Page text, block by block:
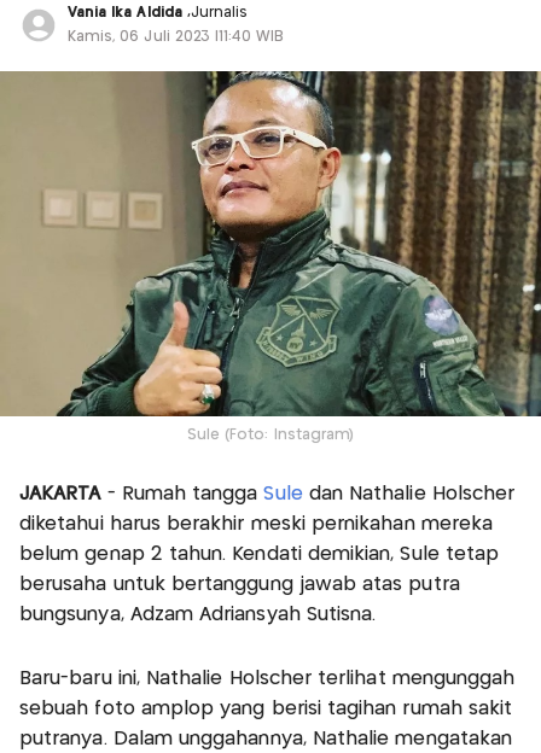
Vania Ika Aldida ,Jurnalis
Kamis, 06 Juli 2023 |11:40 WIB
Sule (Foto: Instagram)
JAKARTA- Rumah tanggaSuledan Nathalie Holscher
diketahui harus berakhir meski pernikahan mereka
belum genap 2 tahun. Kendati demikian, Sule tetap
berusaha untuk bertanggung jawab atas putra
bungsunya, Adzam Adriansyah Sutisna.
Baru-baru ini, Nathalie Holscher terlihat mengunggah
sebuah foto amplop yang berisi tagihan rumah sakit
putranya. Dalam unggahannya, Nathalie mengatakan